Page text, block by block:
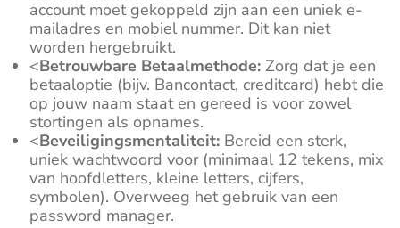
account moet gekoppeld zijn aan een uniek e-
mailadres en mobiel nummer. Dit kan niet
worden hergebruikt.
<Betrouwbare Betaalmethode: Zorg dat je een
betaaloptie (bijv. Bancontact, creditcard) hebt die
op jouw naam staat en gereed is voor zowel
stortingen als opnames.
<Beveiligingsmentaliteit: Bereid een sterk,
uniek wachtwoord voor (minimaal 12 tekens, mix
van hoofdletters, kleine letters, cijfers,
symbolen). Overweeg het gebruik van een
password manager.